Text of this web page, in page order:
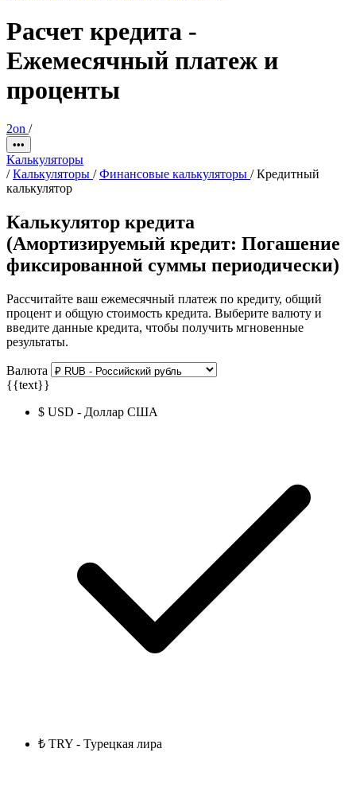
Расчет кредита -
Ежемесячный платеж и
проценты
2on /
•••
Калькуляторы
/ Калькуляторы / Финансовые калькуляторы / Кредитный
калькулятор
Калькулятор кредита
(Амортизируемый кредит: Погашение
фиксированной суммы периодически)
Рассчитайте ваш ежемесячный платеж по кредиту, общий
процент и общую стоимость кредита. Выберите валюту и
введите данные кредита, чтобы получить мгновенные
результаты.
Валюта
{{text}}
$ USD - Доллар США
₺ TRY - Турецкая лира